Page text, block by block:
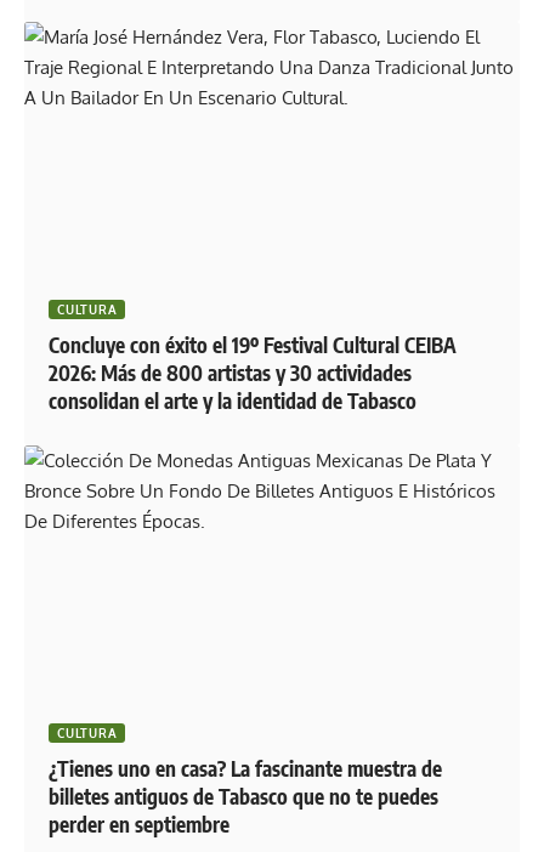
CULTURA
Concluye con éxito el 19º Festival Cultural CEIBA
2026: Más de 800 artistas y 30 actividades
consolidan el arte y la identidad de Tabasco
CULTURA
¿Tienes uno en casa? La fascinante muestra de
billetes antiguos de Tabasco que no te puedes
perder en septiembre